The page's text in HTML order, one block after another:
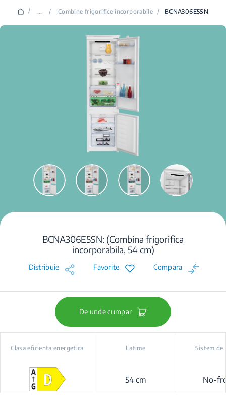
/ ... / Combine frigorifice incorporabile / BCNA306E5SN
BCNA306E5SN: (Combina frigorifica
incorporabila, 54 cm)
Distribuie Favorite Compara
De unde cumpar
Clasa eficienta energetica Latime
54 cm
Sistem de
No-